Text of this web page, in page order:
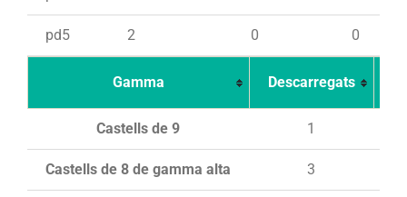
pd5 2 0 0
Gamma Descarregats
Castells de 9 1
Castells de 8 de gamma alta 3